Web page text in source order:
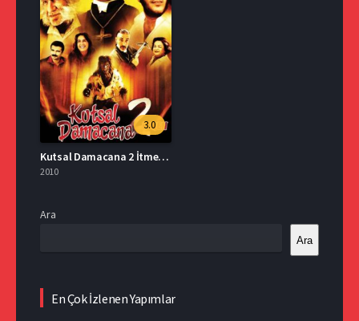
3.0
Kutsal Damacana 2 İtmen Full İzle
2010
Ara
Ara
En Çok İzlenen Yapımlar